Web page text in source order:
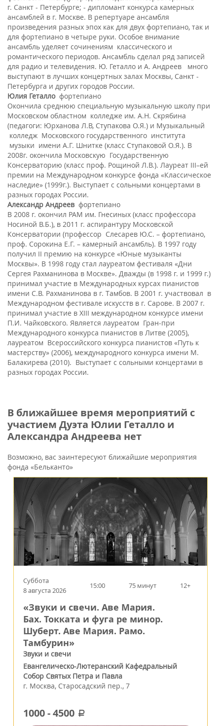
г. Санкт - Петербурге; - дипломант конкурса камерных
ансамблей в г. Москве. В репертуаре ансамбля
произведения разных эпох как для двух фортепиано, так и
для фортепиано в четыре руки. Особое внимание
ансамбль уделяет сочинениям классического и
романтического периодов. Ансамбль сделал ряд записей
для радио и телевидения. Ю. Геталло и А. Андреев много
выступают в лучших концертных залах Москвы, Санкт -
Петербурга и других городов России.
Юлия Геталлофортепиано
Окончила среднюю специальную музыкальную школу при
Московском областном колледже им. А.Н. Скрябина
(педагоги: Юрханова Л.В, Ступакова О.Я.) и Музыкальный
колледж Московского государственного института
музыки имени А.Г. Шнитке (класс Ступаковой О.Я.). В
2008г. окончила Московскую Государственную
Консерваторию (класс проф. Рощиной Л.В.). Лауреат III–ей
премии на Международном конкурсе фонда «Классическое
наследие» (1999г.). Выступает с сольными концертами в
разных городах России.
Александр Андреев фортепиано
В 2008 г. окончил РАМ им. Гнесиных (класс профессора
Носиной В.Б.), в 2011 г. аспирантуру Московской
Консерватории (профессор Слесарев Ю.С. – фортепиано,
проф. Сорокина Е.Г. – камерный ансамбль). В 1997 году
получил II премию на конкурсе «Юные музыканты
Москвы». В 1998 году стал лауреатом фестиваля «Дни
Сергея Рахманинова в Москве». Дважды (в 1998 г. и 1999 г.)
принимал участие в Международных курсах пианистов
имени С.В. Рахманинова в г. Тамбов. В 2001 г. участвовал в
Международном фестивале искусств в г. Сарове. В 2007 г.
принимал участие в XIII международном конкурсе имени
П.И. Чайковского. Является лауреатом Гран-при
Международного конкурса пианистов в Литве (2005),
лауреатом Всероссийского конкурса пианистов «Путь к
мастерству» (2006), международного конкурса имени М.
Балакирева (2010). Выступает с сольными концертами в
разных городах России.
В ближайшее время мероприятий с
участием Дуэта Юлии Геталло и
Александра Андреева нет
Возможно, вас заинтересуют ближайшие мероприятия
фонда «Бельканто»
Суббота
8 августа 2026
15:00 75 минут 12+
«Звуки и свечи. Аве Мария.
Бах. Токката и фуга ре минор.
Шуберт. Аве Мария. Рамо.
Тамбурин»
Звуки и свечи
Евангелическо-Лютеранский Кафедральный
Собор Святых Петра и Павла
г. Москва, Старосадский пер., 7
1000-4500 a